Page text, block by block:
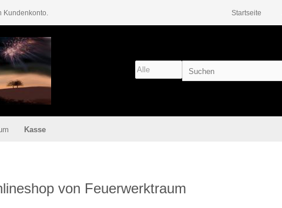
Kundenkonto. Startseite
Kasse
von Feuerwerktraum